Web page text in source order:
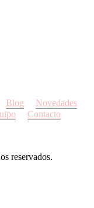
Blog
Novedades
Contacto
reservados.